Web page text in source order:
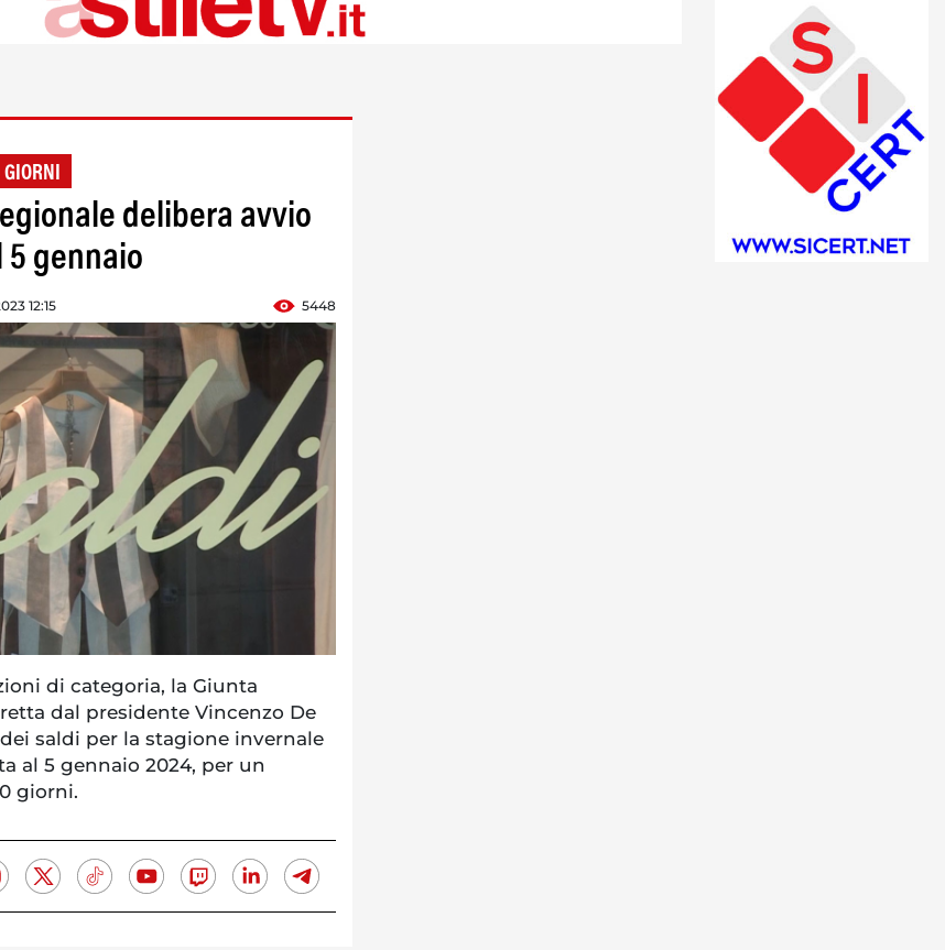
delibera avvio
gennaio
12:15 5448
di categoria, la Giunta
dal presidente Vincenzo De
saldi per la stagione invernale
al 5 gennaio 2024, per un
giorni.